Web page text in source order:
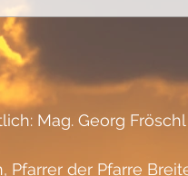
Mag. Georg Fröschl
Pfarrer der Pfarre